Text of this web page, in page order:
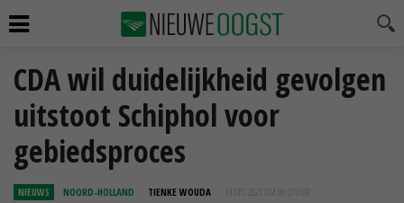
CDA wil duidelijkheid gevolgen
uitstoot Schiphol voor
gebiedsproces
NIEUWS NOORD-HOLLAND TIENKE WOUDA 14 DEC 2021 OM 09:27